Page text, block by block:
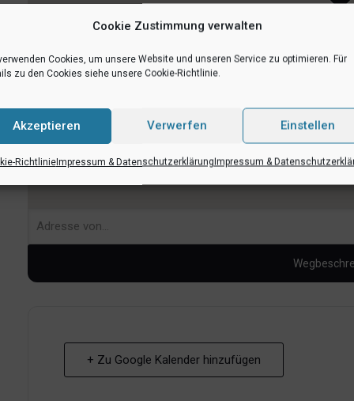
Cookie Zustimmung verwalten
Cookies, um unsere Website und unseren Service zu optimieren. Für
zu den Cookies siehe unsere Cookie-Richtlinie.
Akzeptieren Verwerfen Einstellen
RichtlinieImpressum & DatenschutzerklärungImpressum &
+ Zu Google Kalender hinzufügen